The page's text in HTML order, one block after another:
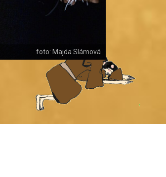
foto: Majda Slámová